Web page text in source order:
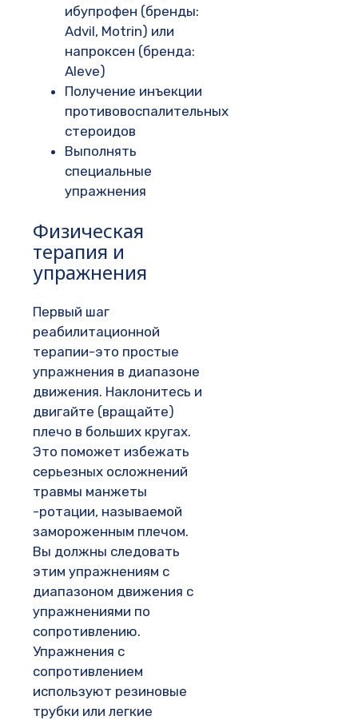
ибупрофен (бренды:
Advil, Motrin) или
напроксен (бренда:
Aleve)
Получение инъекции
противовоспалительных
стероидов
Выполнять
специальные
упражнения
Физическая
терапия и
упражнения
Первый шаг
реабилитационной
терапии-это простые
упражнения в диапазоне
движения. Наклонитесь и
двигайте (вращайте)
плечо в больших кругах.
Это поможет избежать
серьезных осложнений
травмы манжеты
-ротации, называемой
замороженным плечом.
Вы должны следовать
этим упражнениям с
диапазоном движения с
упражнениями по
сопротивлению.
Упражнения с
сопротивлением
используют резиновые
трубки или легкие